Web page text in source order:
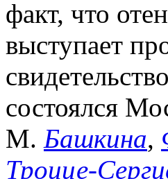
факт, что
выступает
состоялся
М. Башкина,
Троице-